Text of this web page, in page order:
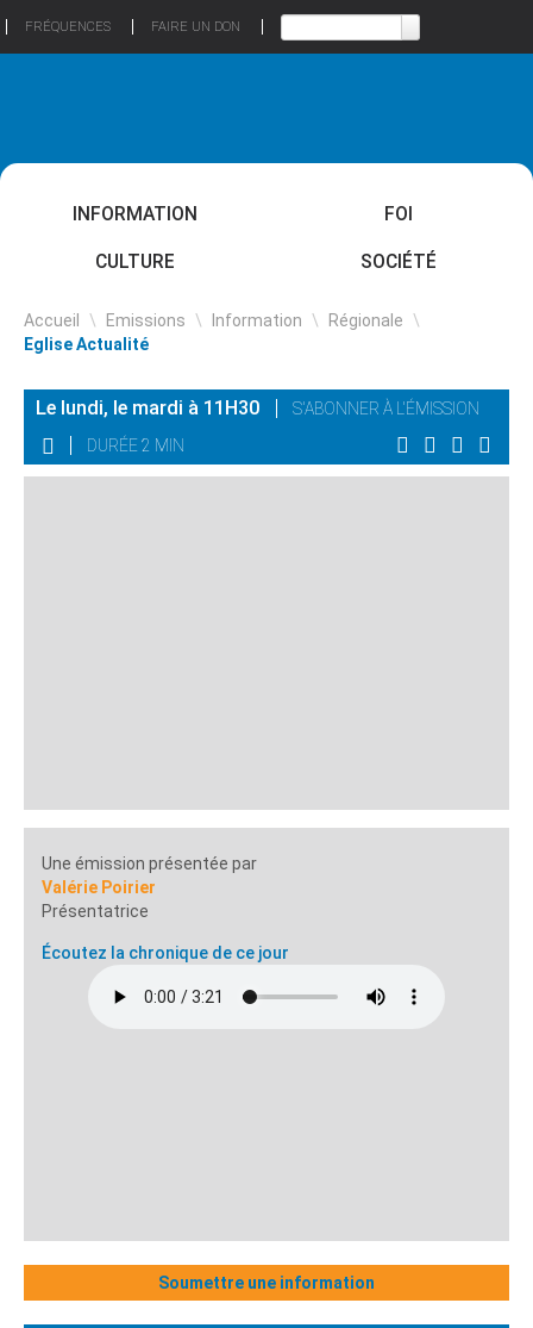
FRÉQUENCES FAIRE UN DON
INFORMATION FOI
CULTURE SOCIÉTÉ
Accueil \ Emissions \ Information \ Régionale \
Eglise Actualité
Le lundi, le mardi à 11H30
S'ABONNER À L'ÉMISSION
DURÉE 2 MIN
Une émission présentée par
Valérie Poirier
Présentatrice
Écoutez la chronique de ce jour
Soumettre une information